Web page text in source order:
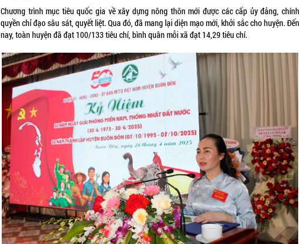
Chương trình mục tiêu quốc gia về xây dựng nông thôn mới được các cấp ủy đảng, chính
quyền chỉ đạo sâu sát, quyết liệt. Qua đó, đã mang lại diện mạo mới, khởi sắc cho huyện. Đến
nay, toàn huyện đã đạt 100/133 tiêu chí, bình quân mỗi xã đạt 14,29 tiêu chí.